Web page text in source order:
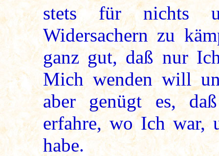
stets für nichts
Widersachern zu
ganz gut, daß nur
Mich wenden will
aber genügt es,
erfahre, wo Ich war,
habe.